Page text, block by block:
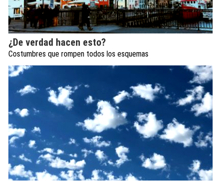
¿De verdad hacen esto?
Costumbres que rompen todos los esquemas